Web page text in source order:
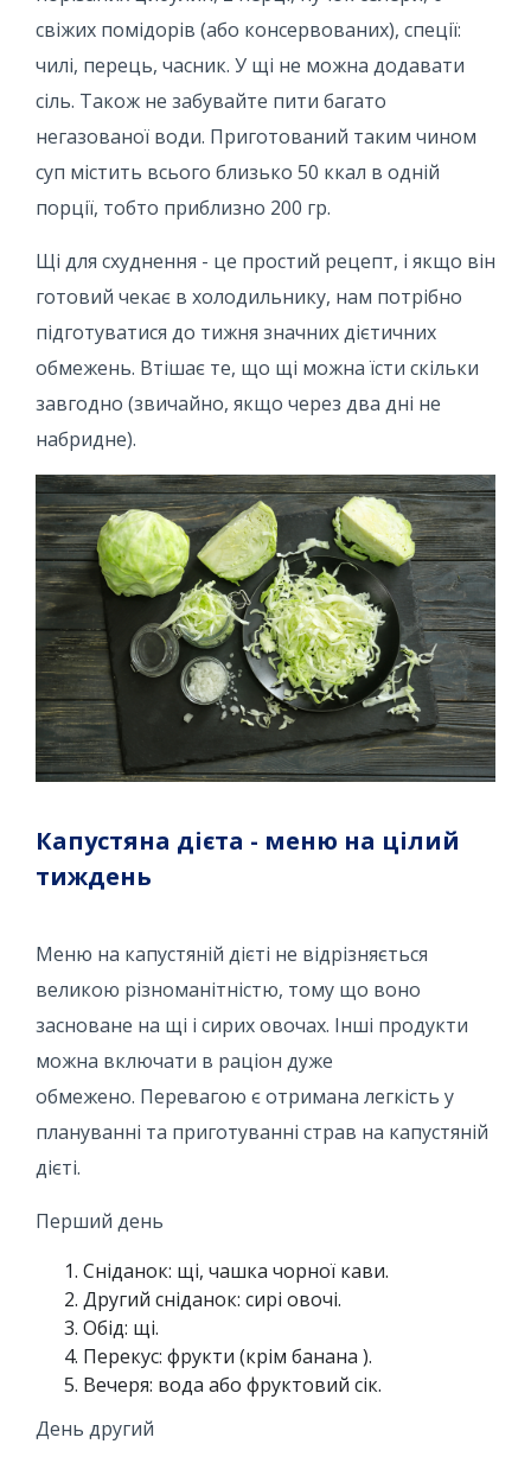
свіжих помідорів (або консервованих), спеції:
чилі, перець, часник. У щі не можна додавати
сіль. Також не забувайте пити багато
негазованої води. Приготований таким чином
суп містить всього близько 50 ккал в одній
порції, тобто приблизно 200 гр.
Щі для схуднення - це простий рецепт, і якщо він
готовий чекає в холодильнику, нам потрібно
підготуватися до тижня значних дієтичних
обмежень. Втішає те, що щі можна їсти скільки
завгодно (звичайно, якщо через два дні не
набридне).
Капустяна дієта - меню на цілий
тиждень
Меню на капустяній дієті не відрізняється
великою різноманітністю, тому що воно
засноване на щі і сирих овочах. Інші продукти
можна включати в раціон дуже
обмежено. Перевагою є отримана легкість у
плануванні та приготуванні страв на капустяній
дієті.
Перший день
Сніданок: щі, чашка чорної кави.
Другий сніданок: сирі овочі.
Обід: щі.
Перекус: фрукти (крім банана ).
Вечеря: вода або фруктовий сік.
День другий